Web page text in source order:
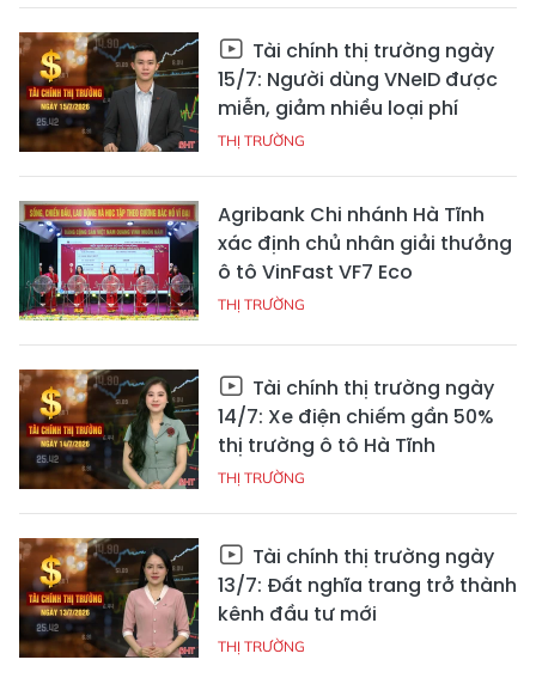
Tài chính thị trường ngày
15/7: Người dùng VNeID được
miễn, giảm nhiều loại phí
THỊ TRƯỜNG
Agribank Chi nhánh Hà Tĩnh
xác định chủ nhân giải thưởng
ô tô VinFast VF7 Eco
THỊ TRƯỜNG
Tài chính thị trường ngày
14/7: Xe điện chiếm gần 50%
thị trường ô tô Hà Tĩnh
THỊ TRƯỜNG
Tài chính thị trường ngày
13/7: Đất nghĩa trang trở thành
kênh đầu tư mới
THỊ TRƯỜNG